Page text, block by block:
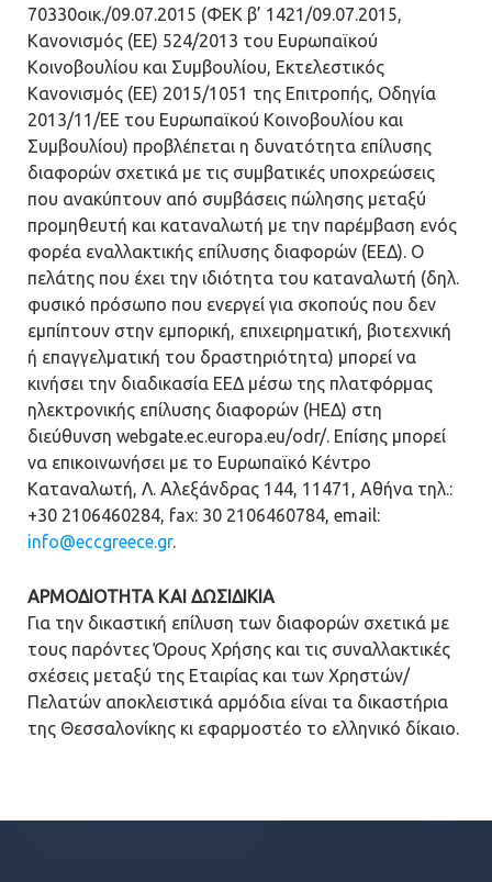
70330οικ./09.07.2015 (ΦΕΚ β’ 1421/09.07.2015,
Κανονισμός (ΕΕ) 524/2013 του Ευρωπαϊκού
Κοινοβουλίου και Συμβουλίου, Εκτελεστικός
Κανονισμός (ΕΕ) 2015/1051 της Επιτροπής, Οδηγία
2013/11/ΕΕ του Ευρωπαϊκού Κοινοβουλίου και
Συμβουλίου) προβλέπεται η δυνατότητα επίλυσης
διαφορών σχετικά με τις συμβατικές υποχρεώσεις
που ανακύπτουν από συμβάσεις πώλησης μεταξύ
προμηθευτή και καταναλωτή με την παρέμβαση ενός
φορέα εναλλακτικής επίλυσης διαφορών (ΕΕΔ). Ο
πελάτης που έχει την ιδιότητα του καταναλωτή (δηλ.
φυσικό πρόσωπο που ενεργεί για σκοπούς που δεν
εμπίπτουν στην εμπορική, επιχειρηματική, βιοτεχνική
ή επαγγελματική του δραστηριότητα) μπορεί να
κινήσει την διαδικασία ΕΕΔ μέσω της πλατφόρμας
ηλεκτρονικής επίλυσης διαφορών (ΗΕΔ) στη
διεύθυνση webgate.ec.europa.eu/odr/. Επίσης μπορεί
να επικοινωνήσει με το Ευρωπαϊκό Κέντρο
Καταναλωτή, Λ. Αλεξάνδρας 144, 11471, Αθήνα τηλ.:
+30 2106460284, fax: 30 2106460784, email:
info@eccgreece.gr.
ΑΡΜΟΔΙΟΤΗΤΑ ΚΑΙ ΔΩΣΙΔΙΚΙΑ
Για την δικαστική επίλυση των διαφορών σχετικά με
τους παρόντες Όρους Χρήσης και τις συναλλακτικές
σχέσεις μεταξύ της Εταιρίας και των Χρηστών/
Πελατών αποκλειστικά αρμόδια είναι τα δικαστήρια
της Θεσσαλονίκης κι εφαρμοστέο το ελληνικό δίκαιο.